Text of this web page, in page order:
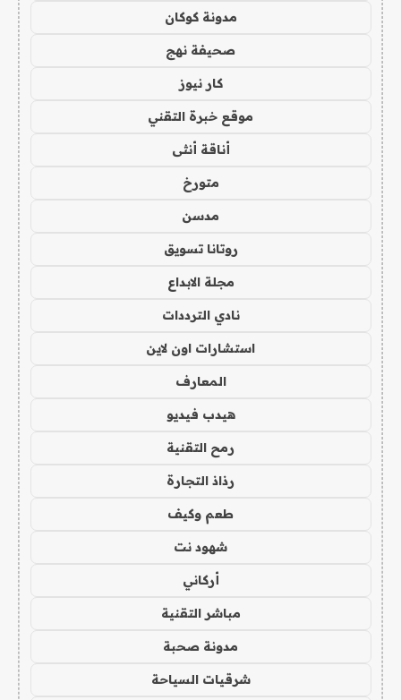
مدونة كوكان
صحيفة نهج
كار نيوز
موقع خبرة التقني
أناقة أنثى
متورخ
مدسن
روتانا تسويق
مجلة الابداع
نادي الترددات
استشارات اون لاين
المعارف
هيدب فيديو
رمح التقنية
رذاذ التجارة
طعم وكيف
شهود نت
أركاني
مباشر التقنية
مدونة صحبة
شرقيات السياحة